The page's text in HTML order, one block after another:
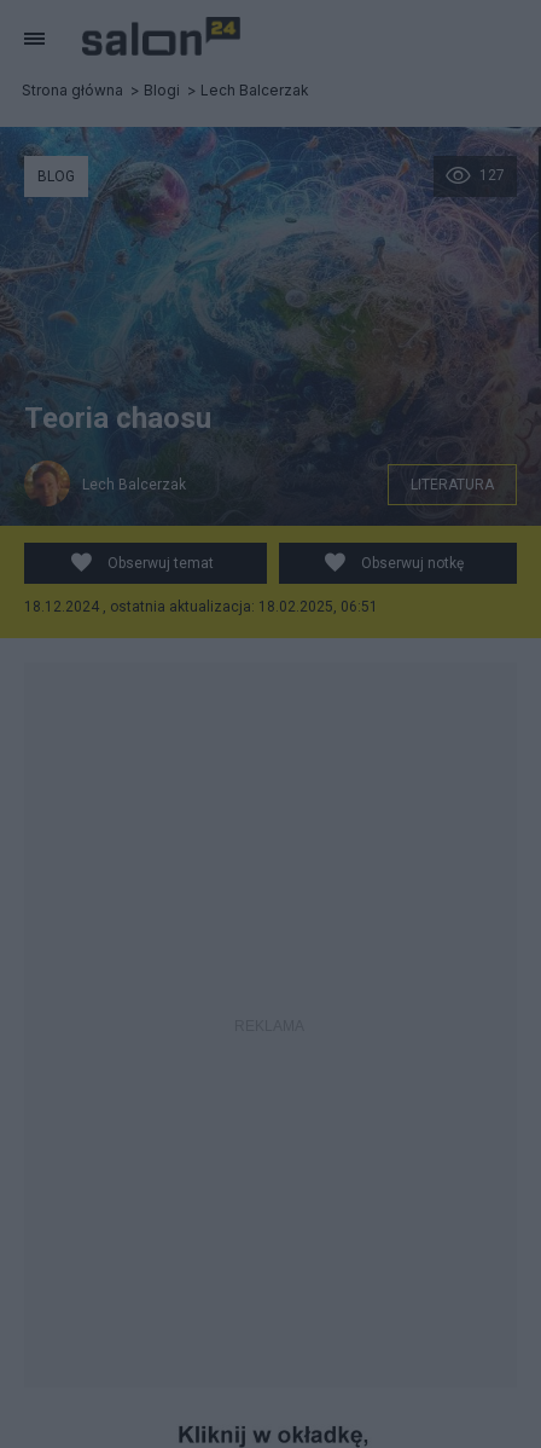
Strona główna Blogi Lech Balcerzak
127
BLOG
Teoria chaosu
Lech Balcerzak LITERATURA
Obserwuj temat Obserwuj notkę
18.12.2024 , ostatnia aktualizacja: 18.02.2025, 06:51